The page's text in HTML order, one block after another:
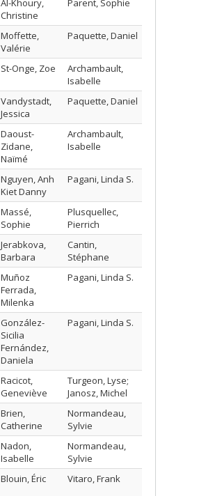
Al-Khoury,
Christine
Parent, Sophie
Moffette,
Valérie
Paquette, Daniel
St-Onge, Zoe
Archambault,
Isabelle
Vandystadt,
Jessica
Paquette, Daniel
Daoust-
Zidane,
Naïmé
Archambault,
Isabelle
Nguyen, Anh
Kiet Danny
Pagani, Linda S.
Massé,
Sophie
Plusquellec,
Pierrich
Jerabkova,
Barbara
Cantin,
Stéphane
Muñoz
Ferrada,
Milenka
Pagani, Linda S.
González-
Sicilia
Fernández,
Daniela
Pagani, Linda S.
Racicot,
Geneviève
Turgeon, Lyse;
Janosz, Michel
Brien,
Catherine
Normandeau,
Sylvie
Nadon,
Isabelle
Normandeau,
Sylvie
Blouin, Éric Vitaro, Frank